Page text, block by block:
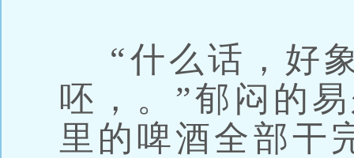
“什么话，好
呸，。”郁闷的
里的啤酒全部干